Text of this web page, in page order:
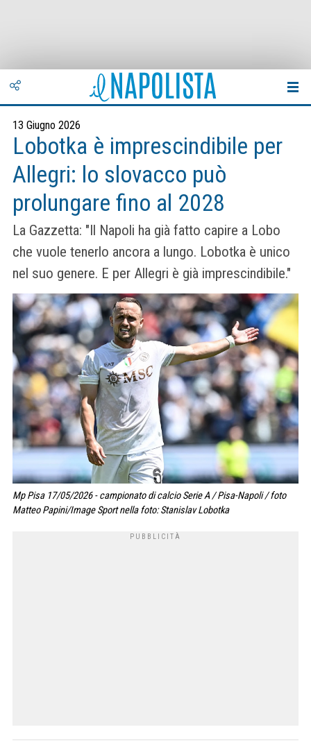
13 Giugno 2026
Lobotka è imprescindibile per
Allegri: lo slovacco può
prolungare fino al 2028
La Gazzetta: "Il Napoli ha già fatto capire a Lobo
che vuole tenerlo ancora a lungo. Lobo­tka è unico
nel suo genere. E per Alle­gri è già impre­scin­di­bile."
Mp Pisa 17/05/2026 - campionato di calcio Serie A / Pisa-Napoli / foto
Matteo Papini/Image Sport nella foto: Stanislav Lobotka